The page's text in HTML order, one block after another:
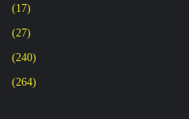
(17)
(27)
(240)
(264)